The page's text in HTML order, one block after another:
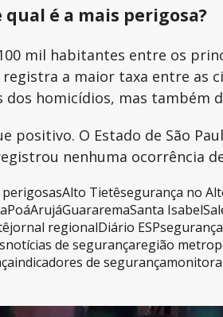
é a mais perigosa?
mil habitantes entre os
a maior taxa entre
dos homicídios, mas
positivo. O Estado de São
nenhuma ocorrência
perigosasAlto Tietêsegurança no
PoáArujáGuararemaSanta Isabel
jornal regionalDiário ESP
notícias de segurançaregião
indicadores de segurança